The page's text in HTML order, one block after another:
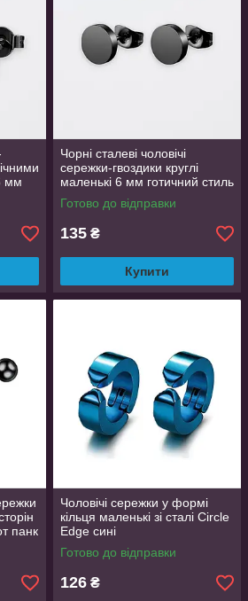
мм
Чорні сталеві чоловічі
сережки-гвоздики круглі
маленькі 6 мм готичний стиль
Готово до відправки
135 ₴
Купити
панк
Чоловічі сережки у формі
кільця маленькі зі сталі Circle
Edge сині
Готово до відправки
126 ₴